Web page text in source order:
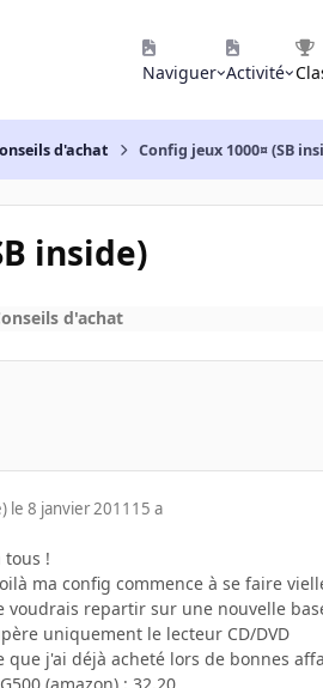
Naviguer Activité
d'achat Config jeux 1000¤ (SB
inside)
d'achat
le 8 janvier 2011 15 a
tous !
ma config commence à se faire
voudrais repartir sur une nouvelle
uniquement le lecteur CD/DVD
que j'ai déjà acheté lors de bonnes